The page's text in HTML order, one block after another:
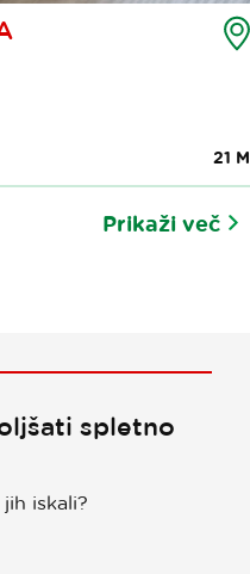
21 M
Prikaži več
spletno
iskali?